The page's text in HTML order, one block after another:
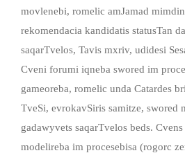
movlenebi, romelic amJamad
rekomendacia kandidatis statusTan
saqarTvelos, Tavis mxriv, udidesi
Cveni forumi iqneba swored im
gameoreba, romelic unda Catardes
TveSi, evrokavSiris samitze, swored
gadawyvets saqarTvelos beds.
modelireba im procesebisa (rogorc